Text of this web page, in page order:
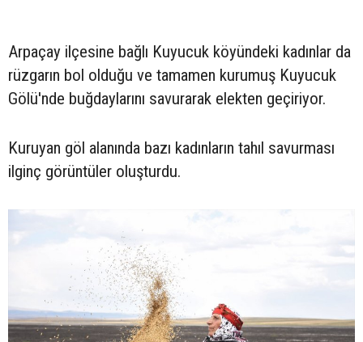
Arpaçay ilçesine bağlı Kuyucuk köyündeki kadınlar da
rüzgarın bol olduğu ve tamamen kurumuş Kuyucuk
Gölü'nde buğdaylarını savurarak elekten geçiriyor.
Kuruyan göl alanında bazı kadınların tahıl savurması
ilginç görüntüler oluşturdu.